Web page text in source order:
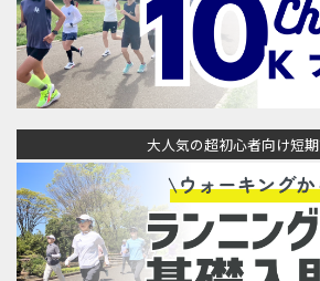
大人気の超初心者向け短